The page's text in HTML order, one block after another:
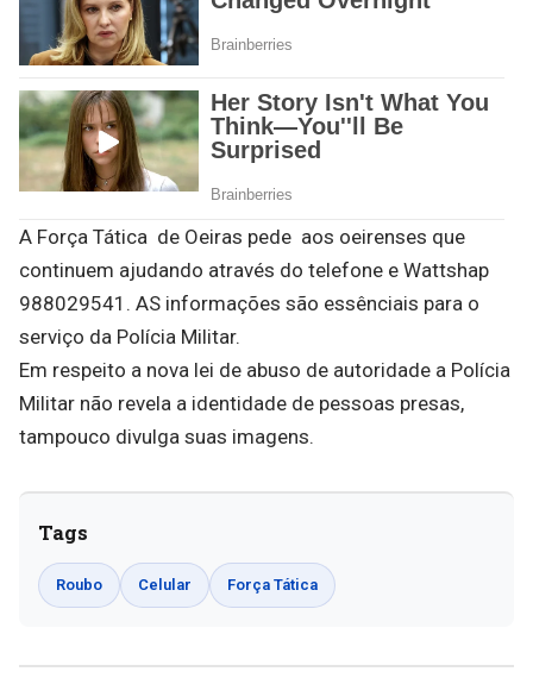
A Força Tática de Oeiras pede aos oeirenses que
continuem ajudando através do telefone e Wattshap
988029541. AS informações são essênciais para o
serviço da Polícia Militar.
Em respeito a nova lei de abuso de autoridade a Polícia
Militar não revela a identidade de pessoas presas,
tampouco divulga suas imagens.
Tags
Roubo Celular Força Tática